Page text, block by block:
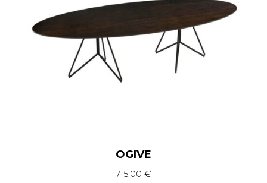
OGIVE
715.00 €